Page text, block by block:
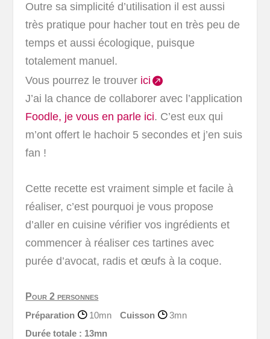
Outre sa simplicité d’utilisation il est aussi
très pratique pour hacher tout en très peu de
temps et aussi écologique, puisque
totalement manuel.
Vous pourrez le trouver ici
J’ai la chance de collaborer avec l’application
Foodle, je vous en parle ici. C’est eux qui
m’ont offert le hachoir 5 secondes et j’en suis
fan !
Cette recette est vraiment simple et facile à
réaliser, c’est pourquoi je vous propose
d’aller en cuisine vérifier vos ingrédients et
commencer à réaliser ces tartines avec
purée d’avocat, radis et œufs à la coque.
Pour 2 personnes
Préparation
10mn Cuisson
3mn
Durée totale : 13mn